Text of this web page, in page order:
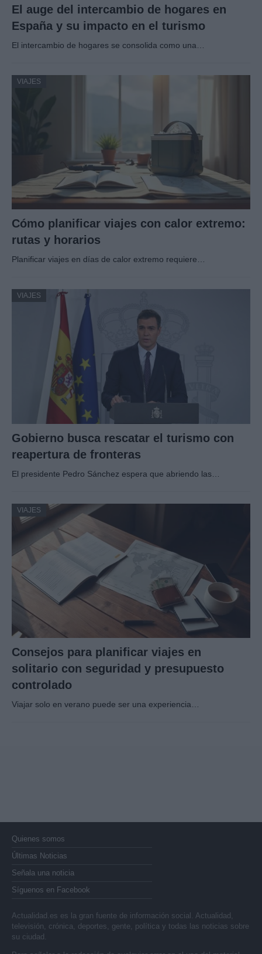
El auge del intercambio de hogares en
España y su impacto en el turismo
El intercambio de hogares se consolida como una…
VIAJES
Cómo planificar viajes con calor extremo:
rutas y horarios
Planificar viajes en días de calor extremo requiere…
VIAJES
Gobierno busca rescatar el turismo con
reapertura de fronteras
El presidente Pedro Sánchez espera que abriendo las…
VIAJES
Consejos para planificar viajes en
solitario con seguridad y presupuesto
controlado
Viajar solo en verano puede ser una experiencia…
Quienes somos
Últimas Noticias
Señala una noticia
Síguenos en Facebook
Actualidad.es es la gran fuente de información social. Actualidad,
televisión, crónica, deportes, gente, política y todas las noticias sobre
su ciudad.